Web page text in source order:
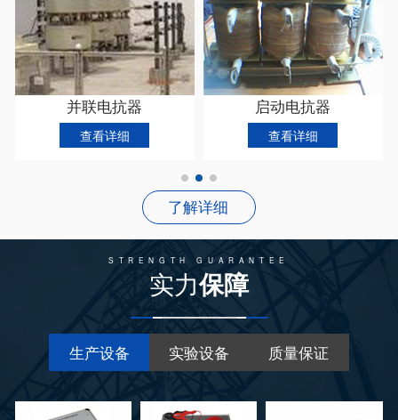
了解详细
STRENGTH GUARANTEE
实力保障
生产设备 实验设备 质量保证